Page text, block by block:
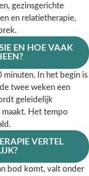
gezinsgerichte
en relatietherapie,
EN HOE VAAK
minuten. In het begin is
twee weken een
geleidelijk
Het tempo
VERTEL
bod komt, valt onder